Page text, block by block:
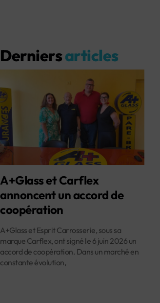
Derniersarticles
A+Glass et Carflex
annoncent un accord de
coopération
A+Glass et Esprit Carrosserie, sous sa
marque Carflex, ont signé le 6 juin 2026 un
accord de coopération. Dans un marché en
constante évolution,